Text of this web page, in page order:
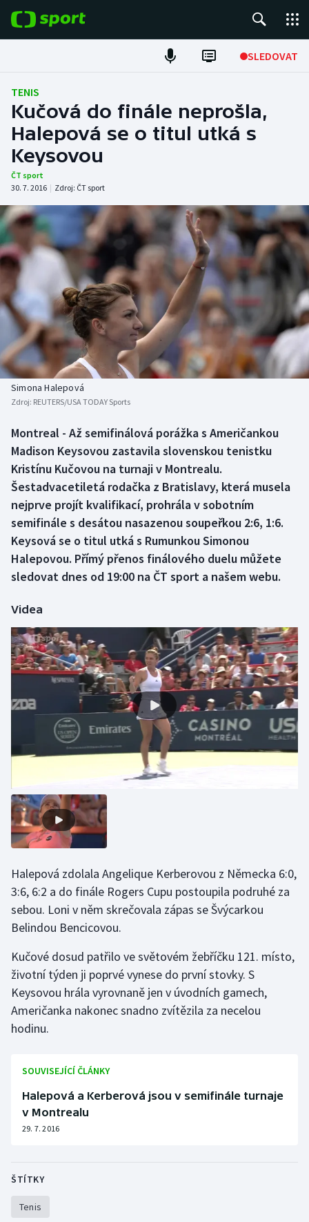
SLEDOVAT
Fotbal
Hokej
Tenis
Atletika
Cyklistika
DALŠÍ SPORTY
Americký fotbal
Baseball a softbal
Basketbal
Biatlon
Box
Curling
Dostihy
Florbal
Futsal
Golf
Gymnastika
Házená
Jezdectví
Krasobruslení
Lezení
Lyže a snowboard
Moderní pětiboj
Motorsport
Olympijské hry
Parasport
Plavání
Rychlobruslení
Short track
Sportovní střelba
NEPŘEHLÉDNĚTE
Soutěže
Historické návraty
Aplikace ČT sport
TENIS
Kučová do finále neprošla,
Halepová se o titul utká s
Keysovou
ČT sport
30. 7. 2016 | Zdroj: ČT sport
Simona Halepová
Zdroj: REUTERS/USA TODAY Sports
Montreal - Až semifinálová porážka s Američankou
Madison Keysovou zastavila slovenskou tenistku
Kristínu Kučovou na turnaji v Montrealu.
Šestadvacetiletá rodačka z Bratislavy, která musela
nejprve projít kvalifikací, prohrála v sobotním
semifinále s desátou nasazenou soupeřkou 2:6, 1:6.
Keysová se o titul utká s Rumunkou Simonou
Halepovou. Přímý přenos finálového duelu můžete
sledovat dnes od 19:00 na ČT sport a našem webu.
Videa
Halepová zdolala Angelique Kerberovou z Německa 6:0,
3:6, 6:2 a do finále Rogers Cupu postoupila podruhé za
sebou. Loni v něm skrečovala zápas se Švýcarkou
Belindou Bencicovou.
Kučové dosud patřilo ve světovém žebříčku 121. místo,
životní týden ji poprvé vynese do první stovky. S
Keysovou hrála vyrovnaně jen v úvodních gamech,
Američanka nakonec snadno zvítězila za necelou
hodinu.
SOUVISEJÍCÍ ČLÁNKY
Halepová a Kerberová jsou v semifinále turnaje
v Montrealu
29. 7. 2016
ŠTÍTKY
Tenis